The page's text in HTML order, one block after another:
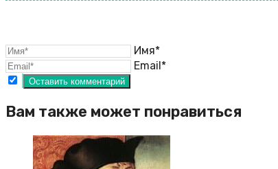
Имя*
Email*
Вам также может понравиться